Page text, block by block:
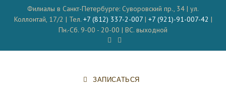
содержимому
Филиалы в Санкт-Петербурге: Суворовский пр., 34 | ул.
Коллонтай, 17/2 | Тел. +7 (812) 337-2-007| +7 (921)-91-007-42 |
Пн.-Сб. 9-00 - 20-00 | ВС. выходной
ЗАПИСАТЬСЯ